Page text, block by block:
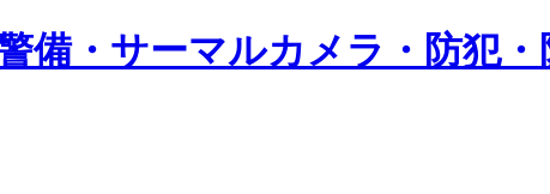
備・サーマルカメラ・防犯